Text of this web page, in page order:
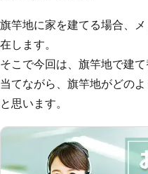
旗竿地に家を建てる場合、
在します。
そこで今回は、旗竿地で建
当てながら、旗竿地がどの
と思います。